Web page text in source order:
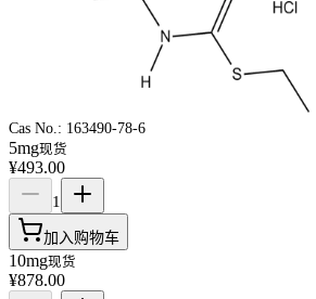
Cas No.: 163490-78-6
5mg现货
¥493.00
1
加入购物车
10mg现货
¥878.00